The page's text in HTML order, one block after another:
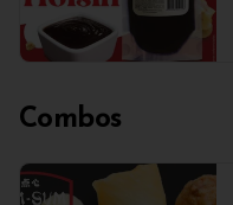
Combos